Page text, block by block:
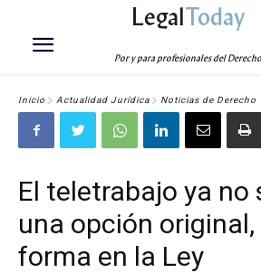
LegalToday
Por y para profesionales del Derecho
Inicio Actualidad Jurídica Noticias de Derecho
El teletrabajo ya no
una opción
forma en la Ley